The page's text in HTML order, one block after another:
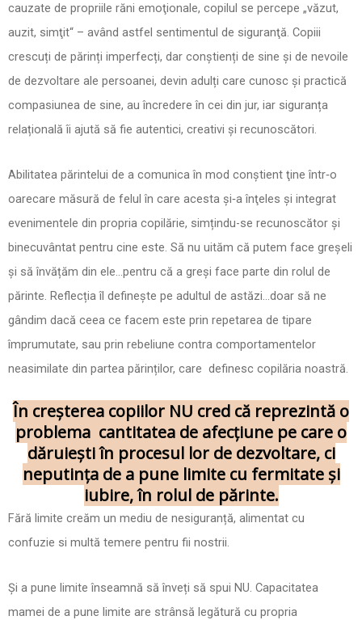
cauzate de propriile răni emoţionale, copilul se percepe „văzut,
auzit, simţit“ – având astfel sentimentul de siguranţă. Copiii
crescuți de părinți imperfecți, dar conștienți de sine și de nevoile
de dezvoltare ale persoanei, devin adulți care cunosc și practică
compasiunea de sine, au încredere în cei din jur, iar siguranța
relațională îi ajută să fie autentici, creativi și recunoscători.
Abilitatea părintelui de a comunica în mod conștient ţine într‑o
oarecare măsură de felul în care acesta și‑a înţeles și integrat
evenimentele din propria copilărie, simțindu-se recunoscător și
binecuvântat pentru cine este. Să nu uităm că putem face greșeli
și să învățăm din ele…pentru că a greși face parte din rolul de
părinte. Reflecția îl definește pe adultul de astăzi…doar să ne
gândim dacă ceea ce facem este prin repetarea de tipare
împrumutate, sau prin rebeliune contra comportamentelor
neasimilate din partea părinților, care definesc copilăria noastră.
În creșterea copiilor NU cred că reprezintă o
problema cantitatea de afecțiune pe care o
dăruiești în procesul lor de dezvoltare, ci
neputința de a pune limite cu fermitate și
iubire, în rolul de părinte.
Fără limite creăm un mediu de nesiguranță, alimentat cu
confuzie si multă temere pentru fii nostrii.
Și a pune limite înseamnă să înveți să spui NU. Capacitatea
mamei de a pune limite are strânsă legătură cu propria